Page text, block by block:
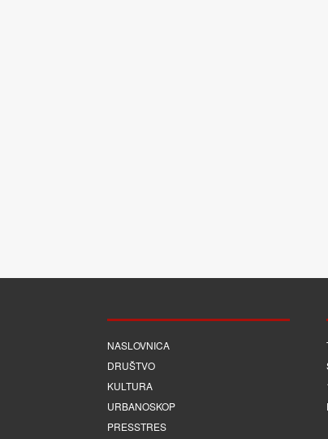
NASLOVNICA
DRUŠTVO
KULTURA
URBANOSKOP
PRESSTRES